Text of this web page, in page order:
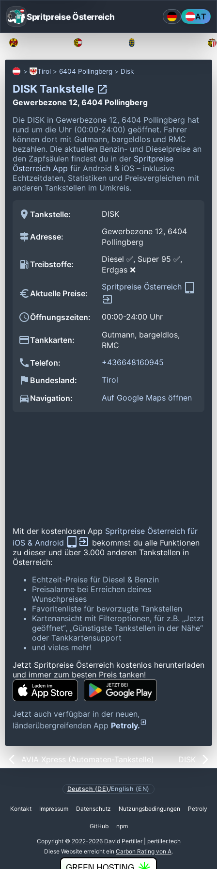
Spritpreise Österreich AT
Tirol 6404 Pollingberg Disk
DISK Tankstelle
Gewerbezone 12, 6404 Pollingberg
Die DISK in Gewerbezone 12, 6404 Pollingberg hat
rund um die Uhr (00:00-24:00) geöffnet. Fahrer
können dort mit Gutmann, bargeldlos und RMC
bezahlen. Die aktuellen Benzin- und Dieselpreise an
den Zapfsäulen findest du in der Spritpreise
Österreich App für Android & iOS – inklusive
Echtzeitdaten, Statistiken und Preisvergleichen mit
anderen Tankstellen im Umkreis.
Tankstelle: DISK
Adresse:
Gewerbezone 12, 6404
Pollingberg
Treibstoffe:
Diesel ✅, Super 95 ✅,
Erdgas ❌
Aktuelle Preise:
Spritpreise Österreich
Öffnungszeiten: 00:00-24:00 Uhr
Tankkarten:
Gutmann, bargeldlos,
RMC
Telefon:
+436648160945
Bundesland:
Tirol
Navigation:
Auf Google Maps öffnen
Mit der kostenlosen App Spritpreise Österreich für
iOS & Android
bekommst du alle Funktionen
zu dieser und über 3.000 anderen Tankstellen in
Österreich:
Echtzeit-Preise für Diesel & Benzin
Preisalarme bei Erreichen deines
Wunschpreises
Favoritenliste für bevorzugte Tankstellen
Kartenansicht mit Filteroptionen, für z.B. „Jetzt
geöffnet“, „Günstigste Tankstellen in der Nähe“
oder Tankkartensupport
und vieles mehr!
Jetzt Spritpreise Österreich kostenlos herunterladen
und immer zum besten Preis tanken!
Jetzt auch verfügbar in der neuen,
länderübergreifenden App Petroly.
AVIA Xpress (Automaten-Tankstelle) DISK
Deutsch (DE)/English (EN)
Kontakt Impressum Datenschutz Nutzungsbedingungen Petroly
GitHub npm
Copyright © 2022-2026 David Pertiller | pertiller.tech
Diese Website erreicht ein Carbon Rating von A.